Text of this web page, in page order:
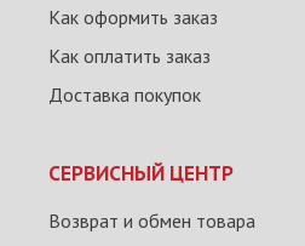
Как оформить заказ
Как оплатить заказ
Доставка покупок
СЕРВИСНЫЙ ЦЕНТР
Возврат и обмен товара